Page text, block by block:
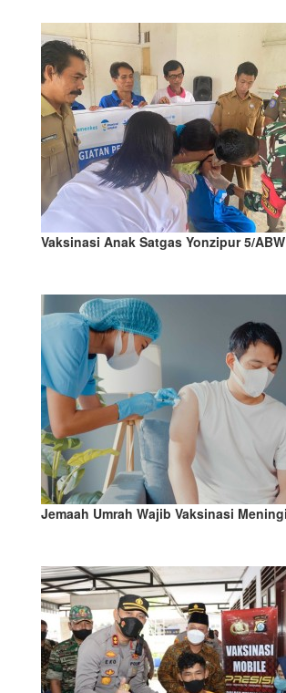
Vaksinasi Anak Satgas Yonzipur 5/
Jemaah Umrah Wajib Vaksinasi